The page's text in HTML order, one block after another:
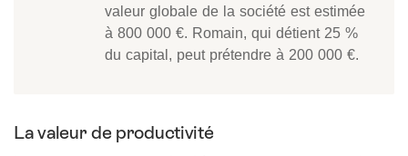
valeur globale de la société est estimée
à 800 000 €. Romain, qui détient 25 %
du capital, peut prétendre à 200 000 €.
La valeur de productivité